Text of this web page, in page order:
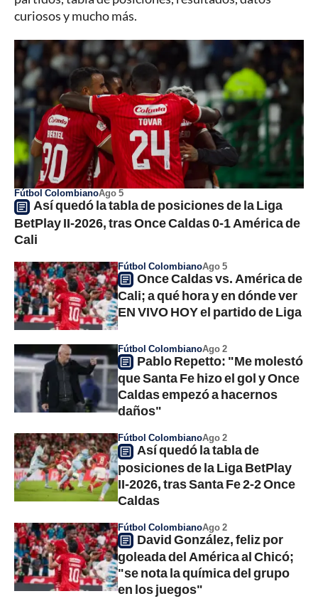
curiosos y mucho más.
Fútbol ColombianoAgo 5
Así quedó la tabla de posiciones de la Liga
BetPlay II-2026, tras Once Caldas 0-1 América de
Cali
Fútbol ColombianoAgo 5
Once Caldas vs. América de
Cali; a qué hora y en dónde ver
EN VIVO HOY el partido de Liga
Fútbol ColombianoAgo 2
Pablo Repetto: "Me molestó
que Santa Fe hizo el gol y Once
Caldas empezó a hacernos
daños"
Fútbol ColombianoAgo 2
Así quedó la tabla de
posiciones de la Liga BetPlay
II-2026, tras Santa Fe 2-2 Once
Caldas
Fútbol ColombianoAgo 2
David González, feliz por
goleada del América al Chicó;
"se nota la química del grupo
en los juegos"